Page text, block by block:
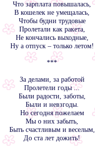
Что зарплата повышалась,
В кошелек не умещалась,
Чтобы будни трудовые
Пролетали как ракета,
Не кончались выходные,
Ну а отпуск – только летом!
***
За делами, за работой
Пролетели годы ...
Были радости, заботы,
Были и невзгоды.
Но сегодня пожелаем
Мы о них забыть,
Быть счастливым и веселым,
До ста лет дожить!